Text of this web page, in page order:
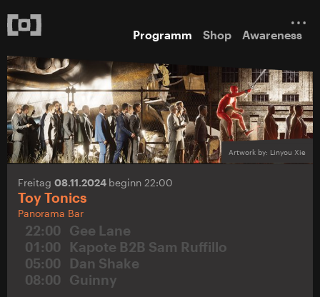
Programm Shop Awareness
Artwork by: Linyou Xie
Freitag 08.11.2024 beginn 22:00
Toy Tonics
Panorama Bar
22:00
Gee Lane
01:00
Kapote B2B Sam Ruffillo
05:00
Dan Shake
08:00
Guinny